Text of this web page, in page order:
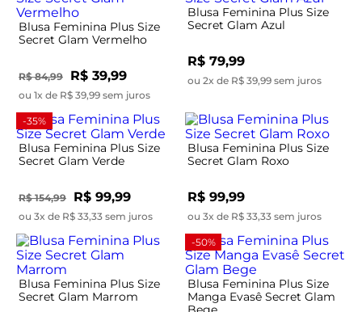
Blusa Feminina Plus Size
Secret Glam Vermelho
R$ 84,99 R$ 39,99
ou 1x de R$ 39,99 sem juros
Blusa Feminina Plus Size
Secret Glam Azul
R$ 79,99
ou 2x de R$ 39,99 sem juros
-35%
Blusa Feminina Plus Size
Secret Glam Verde
R$ 154,99 R$ 99,99
ou 3x de R$ 33,33 sem juros
Blusa Feminina Plus Size
Secret Glam Roxo
R$ 99,99
ou 3x de R$ 33,33 sem juros
Blusa Feminina Plus Size
Secret Glam Marrom
-50%
Blusa Feminina Plus Size
Manga Evasê Secret Glam